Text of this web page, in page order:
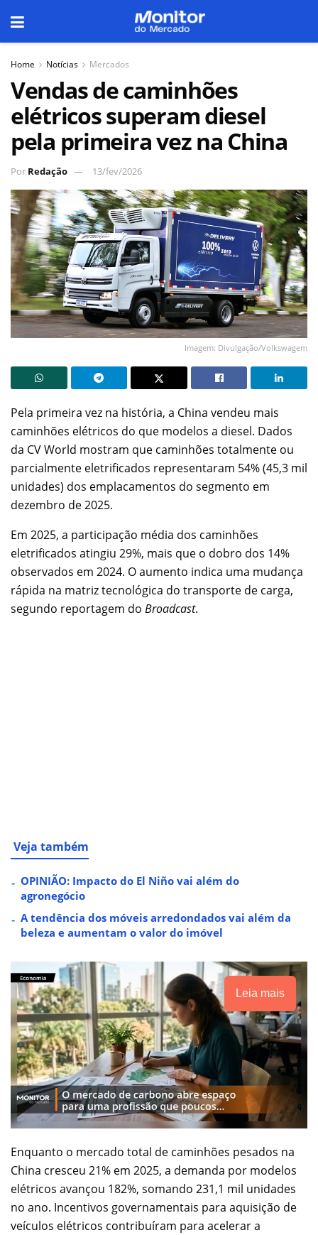
Home Notícias Mercados
Vendas de caminhões
elétricos superam diesel
pela primeira vez na China
Por Redação 13/fev/2026
Imagem: Divulgação/Volkswagem
Pela primeira vez na história, a China vendeu mais
caminhões elétricos do que modelos a diesel. Dados
da CV World mostram que caminhões totalmente ou
parcialmente eletrificados representaram 54% (45,3 mil
unidades) dos emplacamentos do segmento em
dezembro de 2025.
Em 2025, a participação média dos caminhões
eletrificados atingiu 29%, mais que o dobro dos 14%
observados em 2024. O aumento indica uma mudança
rápida na matriz tecnológica do transporte de carga,
segundo reportagem do Broadcast.
Veja também
OPINIÃO: Impacto do El Niño vai além do
agronegócio
A tendência dos móveis arredondados vai além da
beleza e aumentam o valor do imóvel
Leia mais
Enquanto o mercado total de caminhões pesados na
China cresceu 21% em 2025, a demanda por modelos
elétricos avançou 182%, somando 231,1 mil unidades
no ano. Incentivos governamentais para aquisição de
veículos elétricos contribuíram para acelerar a